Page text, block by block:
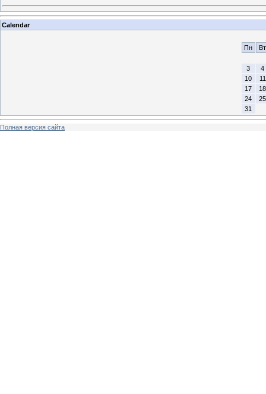
Calendar
Пн
Вт
3
4
10
11
17
18
24
25
31
Полная версия сайта